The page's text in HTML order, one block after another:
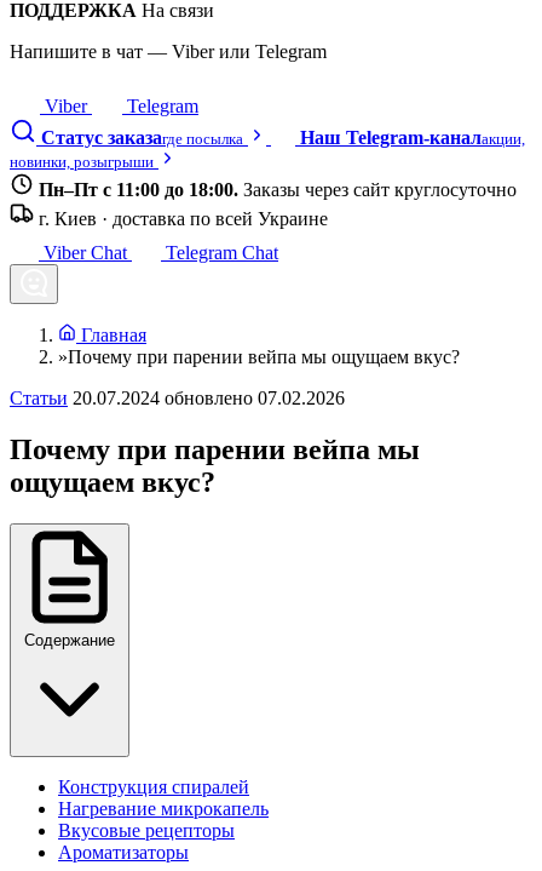
ПОДДЕРЖКА На связи
Напишите в чат — Viber или Telegram
Viber
Telegram
Статус заказагде посылка Наш Telegram-каналакции,
новинки, розыгрыши
Пн–Пт с 11:00 до 18:00. Заказы через сайт круглосуточно
г. Киев · доставка по всей Украине
Viber Chat
Telegram Chat
Главная
»Почему при парении вейпа мы ощущаем вкус?
Статьи 20.07.2024 обновлено 07.02.2026
Почему при парении вейпа мы
ощущаем вкус?
Содержание
Конструкция спиралей
Нагревание микрокапель
Вкусовые рецепторы
Ароматизаторы